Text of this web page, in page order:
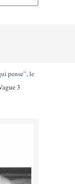
pense”, le
3